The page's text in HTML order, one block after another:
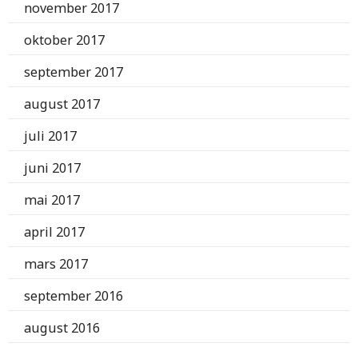
november 2017
oktober 2017
september 2017
august 2017
juli 2017
juni 2017
mai 2017
april 2017
mars 2017
september 2016
august 2016